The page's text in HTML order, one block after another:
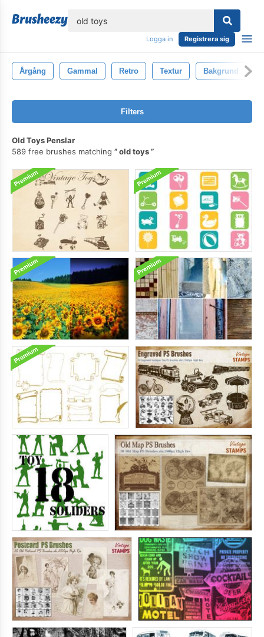
Logga in Registrera sig
Årgång Gammal Retro Textur Bakgrund
Filters
Old Toys Penslar
589 free brushes matching
old toys